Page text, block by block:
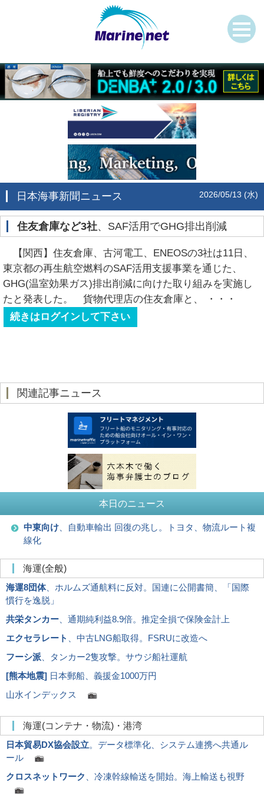
日本海事新聞ニュース 2026/05/13 (水)
住友倉庫など3社、SAF活用でGHG排出削減
【関西】住友倉庫、古河電工、ENEOSの3社は11日、
東京都の再生航空燃料のSAF活用支援事業を通じた、
GHG(温室効果ガス)排出削減に向けた取り組みを実施し
たと発表した。 貨物代理店の住友倉庫と、
・・・
続きはログインして下さい
関連記事ニュース
本日のニュース
中東向け 、自動車輸出 回復の兆し。トヨタ、物流ルート複
線化
海運(全般)
海運8団体、ホルムズ通航料に反対。国連に公開書簡、「国際
慣行を逸脱」
共栄タンカー 、通期純利益8.9倍。推定全損で保険金計上
エクセラレート
、中古LNG船取得。FSRUに改造へ
フーシ派 、タンカー2隻攻撃。サウジ船社運航
[熊本地震] 日本郵船、義援金1000万円
山水インデックス
海運(コンテナ・物流)・港湾
日本貿易DX協会設立。データ標準化、システム連携へ共通ル
ール
クロスネットワーク
、冷凍幹線輸送を開始。海上輸送も視野